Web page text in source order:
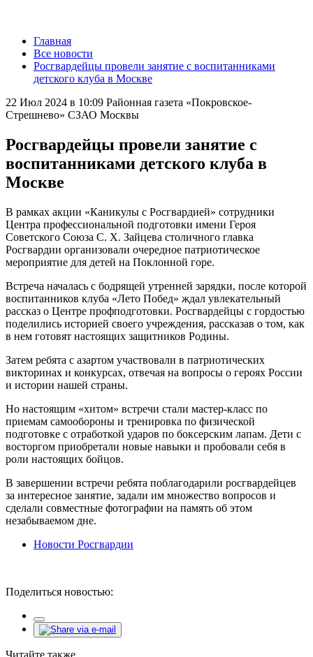
Главная
Все новости
Росгвардейцы провели занятие с воспитанниками
детского клуба в Москве
22 Июл 2024 в 10:09 Районная газета «Покровское-
Стрешнево» СЗАО Москвы
Росгвардейцы провели занятие с
воспитанниками детского клуба в
Москве
В рамках акции «Каникулы с Росгвардией» сотрудники
Центра профессиональной подготовки имени Героя
Советского Союза С. Х. Зайцева столичного главка
Росгвардии организовали очередное патриотическое
мероприятие для детей на Поклонной горе.
Встреча началась с бодрящей утренней зарядки, после которой
воспитанников клуба «Лето Побед» ждал увлекательный
рассказ о Центре профподготовки. Росгвардейцы с гордостью
поделились историей своего учреждения, рассказав о том, как
в нем готовят настоящих защитников Родины.
Затем ребята с азартом участвовали в патриотических
викторинах и конкурсах, отвечая на вопросы о героях России
и истории нашей страны.
Но настоящим «хитом» встречи стали мастер-класс по
приемам самообороны и тренировка по физической
подготовке с отработкой ударов по боксерским лапам. Дети с
восторгом приобретали новые навыки и пробовали себя в
роли настоящих бойцов.
В завершении встречи ребята поблагодарили росгвардейцев
за интересное занятие, задали им множество вопросов и
сделали совместные фотографии на память об этом
незабываемом дне.
Новости Росгвардии
Поделиться новостью:
Читайте также